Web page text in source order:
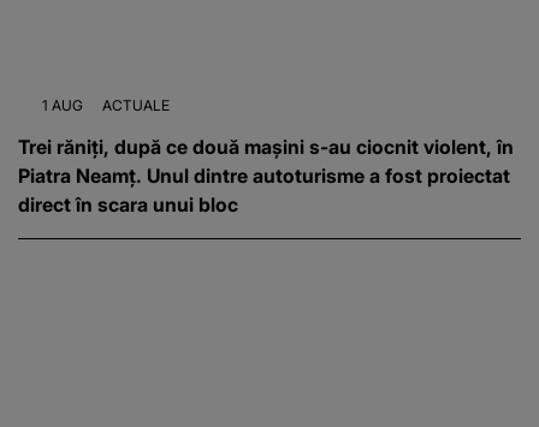
1 AUG ACTUALE
Trei răniți, după ce două mașini s-au ciocnit violent, în
Piatra Neamț. Unul dintre autoturisme a fost proiectat
direct în scara unui bloc